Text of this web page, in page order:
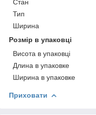
Стан
Тип
Ширина
Розмір в упаковці
Висота в упаковці
Длина в упаковке
Ширина в упаковке
Приховати